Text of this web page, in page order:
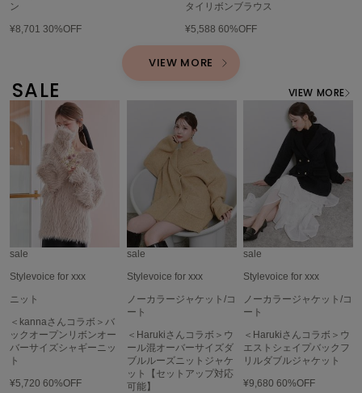
le
LeSportsac
レスポートサック
LILY BROWN
リリーブラウン
LILY BROWN Lingerie
リリーブラウンランジェリー
LITTLE UNION TOKYO
リトルユニオン トウキョウ
メイドオブオーガニクス
MICHU COQUETTE
ミチュ コケット
ン
¥8,701 30%OFF
タイリボンブラウス
¥5,58860%OFF
VIEW MORE
SALE VIEW MORE
sale
Stylevoice for xxx
ニット
＜kannaさんコラボ＞バ
ックオープンリボンオー
バーサイズシャギーニッ
ト
¥5,720 60%OFF
sale
Stylevoice for xxx
ノーカラージャケット/コ
ート
＜Harukiさんコラボ＞ウ
ール混オーバーサイズダ
ブルルーズニットジャケ
ット【セットアップ対応
可能】
sale
Stylevoice for xxx
ノーカラージャケット/コ
ート
＜Harukiさんコラボ＞ウ
エストシェイプバックフ
リルダブルジャケット
¥9,68060%OFF